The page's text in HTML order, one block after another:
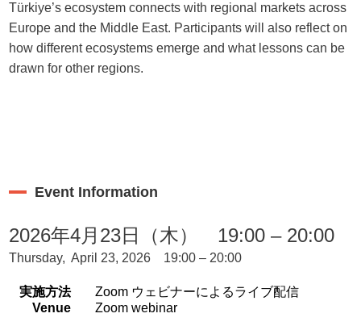
Türkiye’s ecosystem connects with regional markets across
Europe and the Middle East. Participants will also reflect on
how different ecosystems emerge and what lessons can be
drawn for other regions.
Event Information
2026年4月23日（木） 19:00 – 20:00
Thursday, April 23, 2026 19:00 – 20:00
実施方法
Venue
Zoom ウェビナーによるライブ配信
Zoom webinar